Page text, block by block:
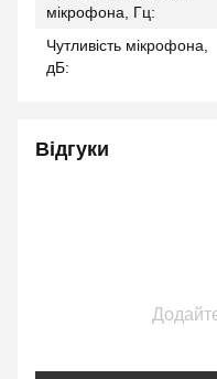
мікрофона, Гц:
Чутливість мікрофона,
дБ:
Відгуки